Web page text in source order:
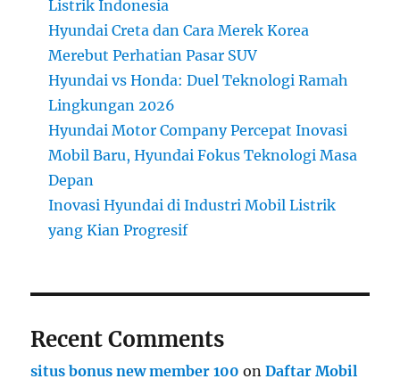
Listrik Indonesia
Hyundai Creta dan Cara Merek Korea
Merebut Perhatian Pasar SUV
Hyundai vs Honda: Duel Teknologi Ramah
Lingkungan 2026
Hyundai Motor Company Percepat Inovasi
Mobil Baru, Hyundai Fokus Teknologi Masa
Depan
Inovasi Hyundai di Industri Mobil Listrik
yang Kian Progresif
Recent Comments
situs bonus new member 100 onDaftar Mobil